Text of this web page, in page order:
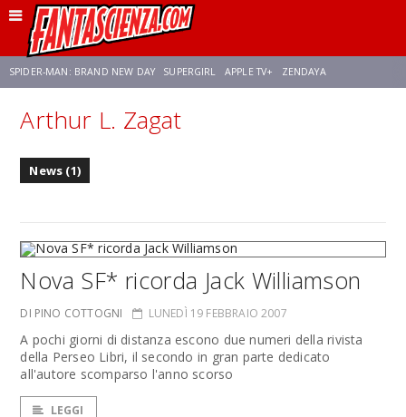
SPIDER-MAN: BRAND NEW DAY SUPERGIRL APPLE TV+ ZENDAYA
FRANCO RICCIARDIELLO AVENGERS: DOOMSDAY
Arthur L. Zagat
News (1)
Nova SF* ricorda Jack Williamson
DI PINO COTTOGNI LUNEDÌ 19 FEBBRAIO 2007
A pochi giorni di distanza escono due numeri della rivista
della Perseo Libri, il secondo in gran parte dedicato
all'autore scomparso l'anno scorso
LEGGI